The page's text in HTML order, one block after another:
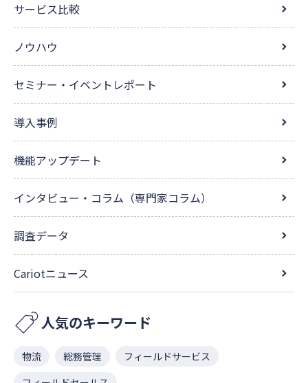
サービス比較
ノウハウ
セミナー・イベントレポート
導入事例
機能アップデート
インタビュー・コラム（専門家コラム）
調査データ
Cariotニュース
人気のキーワード
物流 総務管理
フィールドサービス